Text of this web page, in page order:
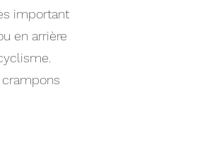
important
en arrière